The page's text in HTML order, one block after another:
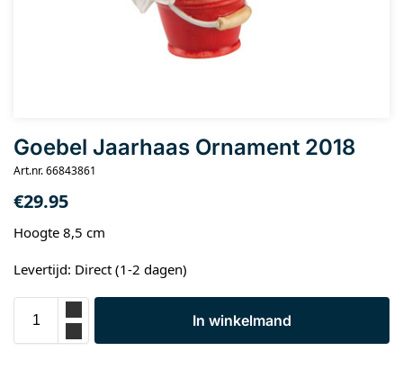
Goebel Jaarhaas Ornament 2018
Art.nr. 66843861
€29.95
Hoogte 8,5 cm
Levertijd: Direct (1-2 dagen)
In winkelmand